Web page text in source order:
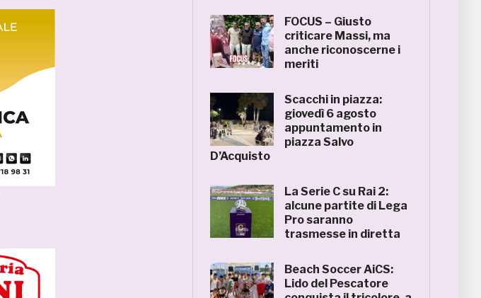
FOCUS – Giusto
criticare Massi, ma
anche riconoscerne i
meriti
Scacchi in piazza:
giovedì 6 agosto
appuntamento in
piazza Salvo
D’Acquisto
La Serie C su Rai 2:
alcune partite di Lega
Pro saranno
trasmesse in diretta
Beach Soccer AiCS:
Lido del Pescatore